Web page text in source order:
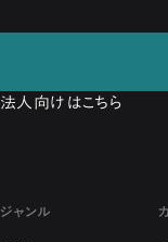
法人向けはこちら
ジャンル